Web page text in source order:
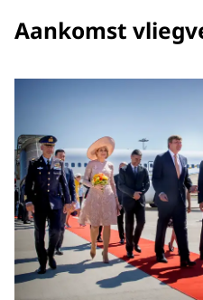
Aankomst